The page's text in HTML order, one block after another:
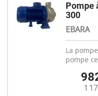
Pompe
300
EBARA
La
pompe
1